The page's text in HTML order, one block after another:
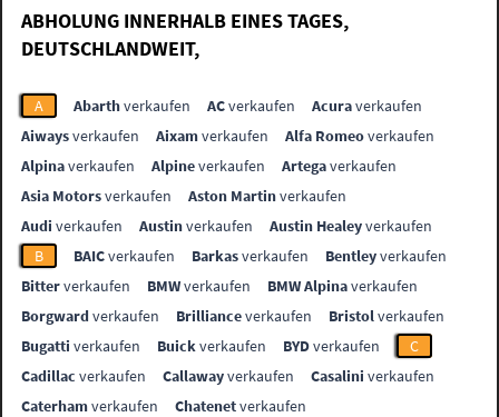
ABHOLUNG INNERHALB EINES TAGES,
DEUTSCHLANDWEIT,
A Abarthverkaufen ACverkaufen Acuraverkaufen
Aiwaysverkaufen Aixamverkaufen Alfa Romeoverkaufen
Alpinaverkaufen Alpineverkaufen Artegaverkaufen
Asia Motorsverkaufen Aston Martinverkaufen
Audi verkaufen Austinverkaufen Austin Healeyverkaufen
B
BAICverkaufen Barkasverkaufen Bentleyverkaufen
Bitterverkaufen BMWverkaufen BMW Alpinaverkaufen
Borgwardverkaufen Brillianceverkaufen Bristolverkaufen
Bugatti verkaufen Buickverkaufen BYDverkaufen
C
Cadillac verkaufen Callawayverkaufen Casalini verkaufen
Caterhamverkaufen Chatenetverkaufen